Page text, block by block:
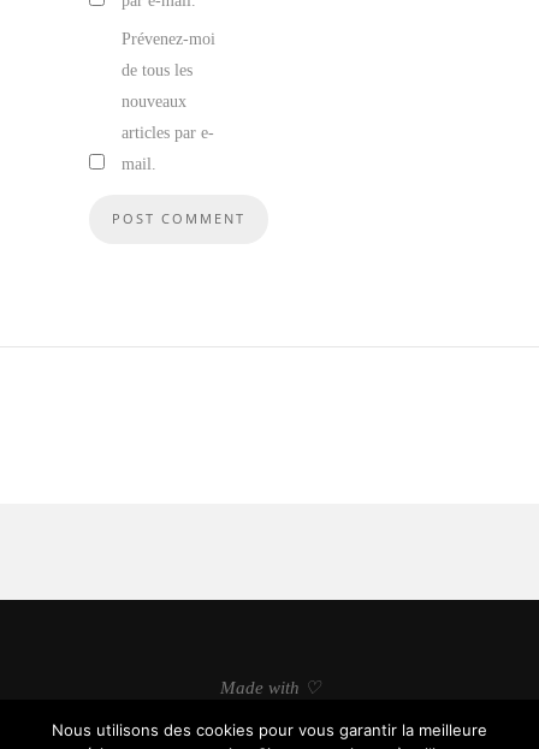
Prévenez-moi
de tous les
nouveaux
articles par e-
mail.
Made with ♡
Nous utilisons des cookies pour vous garantir la meilleure